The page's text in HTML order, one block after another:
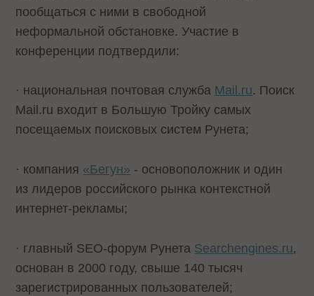
пообщаться с ними в свободной
неформальной обстановке. Участие в
конференции подтвердили:
· национальная почтовая служба Mail.ru. Поиск
Mail.ru входит в Большую Тройку самых
посещаемых поисковых систем Рунета;
· компания «Бегун» - основоположник и один
из лидеров российского рынка контекстной
интернет-рекламы;
· главный SEO-форум Рунета Searchengines.ru,
основан в 2000 году, свыше 140 тысяч
зарегистрированных пользователей;